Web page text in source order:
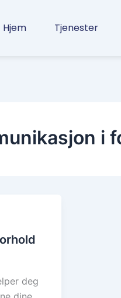
Hjem Tjenester
i
deg